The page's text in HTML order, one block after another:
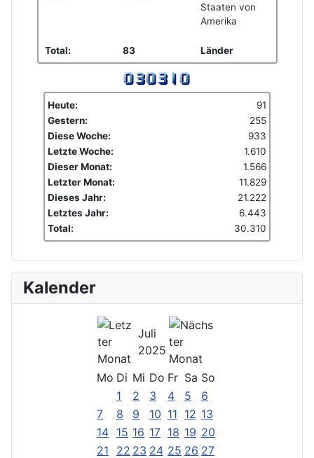
Staaten von
Amerika
Total: 83 Länder
Heute:
91
Gestern:
255
Diese Woche:
933
Letzte Woche:
1.610
Dieser Monat:
1.566
Letzter Monat:
11.829
Dieses Jahr:
21.222
Letztes Jahr:
6.443
Total:
30.310
Kalender
Juli
2025
Mo Di Mi Do Fr Sa So
1
2 3 4 5
6
7
8 9 10 11 12 13
14 15 16 17 18 19 20
21
22 23 24 25 26 27